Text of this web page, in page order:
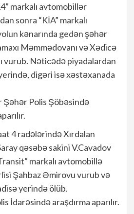
markalı avtomobillər
sonra “KİA” markalı
kənarında gedən şəhər
Məmmədovanı və Xədicə
vurub. Nəticədə piyadalardan
digəri isə xəstəxanada
Polis Şöbəsində
4 radələrində Xırdalan
qəsəbə sakini V.Cavadov
markalı avtomobillə
Şahbaz Əmirovu vurub və
yerində ölüb.
İdarəsində araşdırma aparılır.